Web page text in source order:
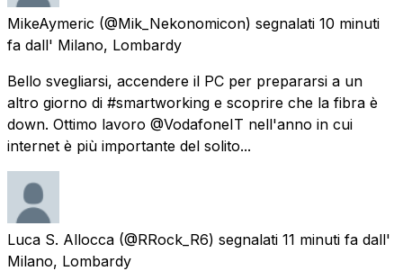
MikeAymeric (@Mik_Nekonomicon) segnalati 10 minuti
fa dall' Milano, Lombardy
Bello svegliarsi, accendere il PC per prepararsi a un
altro giorno di #smartworking e scoprire che la fibra è
down. Ottimo lavoro @VodafoneIT nell'anno in cui
internet è più importante del solito...
Luca S. Allocca (@RRock_R6) segnalati 11 minuti fa dall'
Milano, Lombardy